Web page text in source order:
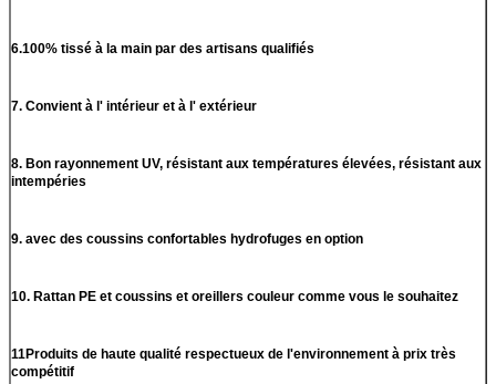
6.100% tissé à la main par des artisans qualifiés
7. Convient à l' intérieur et à l' extérieur
8. Bon rayonnement UV, résistant aux températures élevées, résistant aux
intempéries
9. avec des coussins confortables hydrofuges en option
10. Rattan PE et coussins et oreillers couleur comme vous le souhaitez
11Produits de haute qualité respectueux de l'environnement à prix très
compétitif